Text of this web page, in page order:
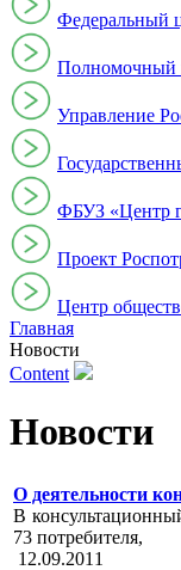
Федеральный
Полномочный
Управление
ФБУЗ «Центр
Проект
Центр
Главная
Новости
Content
Новости
О деятельности
В
73 потребителя,
12.09.2011